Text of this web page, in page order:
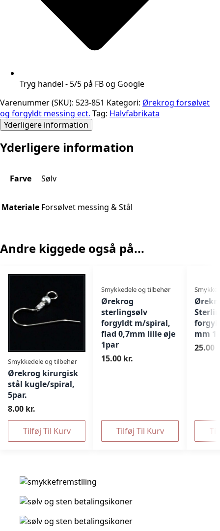
Tryg handel - 5/5 på FB og Google
Varenummer (SKU): 523-851 Kategori: Ørekrog forsølvet
og forgyldt messing ect. Tag: Halvfabrikata
Yderligere information
Yderligere information
Farve Sølv
Materiale Forsølvet messing & Stål
Andre kiggede også på...
Smykkedele og tilbehør
Ørekrog kirurgisk
stål kugle/spiral,
5par.
8.00 kr.
Tilføj Til Kurv
Smykkedele og tilbehør
Ørekrog
sterlingsølv
forgyldt m/spiral,
flad 0,7mm lille øje
1par
15.00 kr.
Tilføj Til Kurv
mm
25.00